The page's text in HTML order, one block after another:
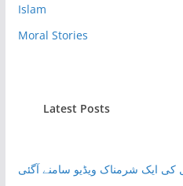
Islam
Moral Stories
Latest Posts
کی ایک شرمناک ویڈیو سامنے آگئی